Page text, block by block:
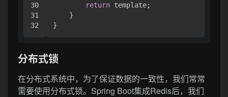
30
31
return template;
    }
分布式锁
在分布式系统中，为了保证数据的一致性，我们常常
需要使用分布式锁。Spring Boot集成Redis后，我们